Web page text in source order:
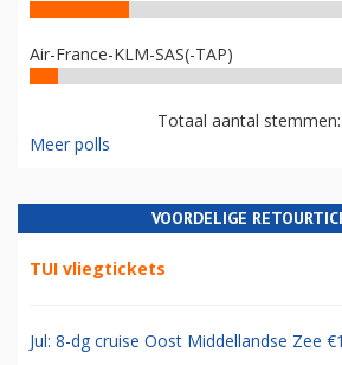
Air-France-KLM-SAS(-TAP)
Totaal aantal
Meer polls
VOORDELIGE
TUI vliegtickets
Jul: 8-dg cruise Oost Middellandse Zee